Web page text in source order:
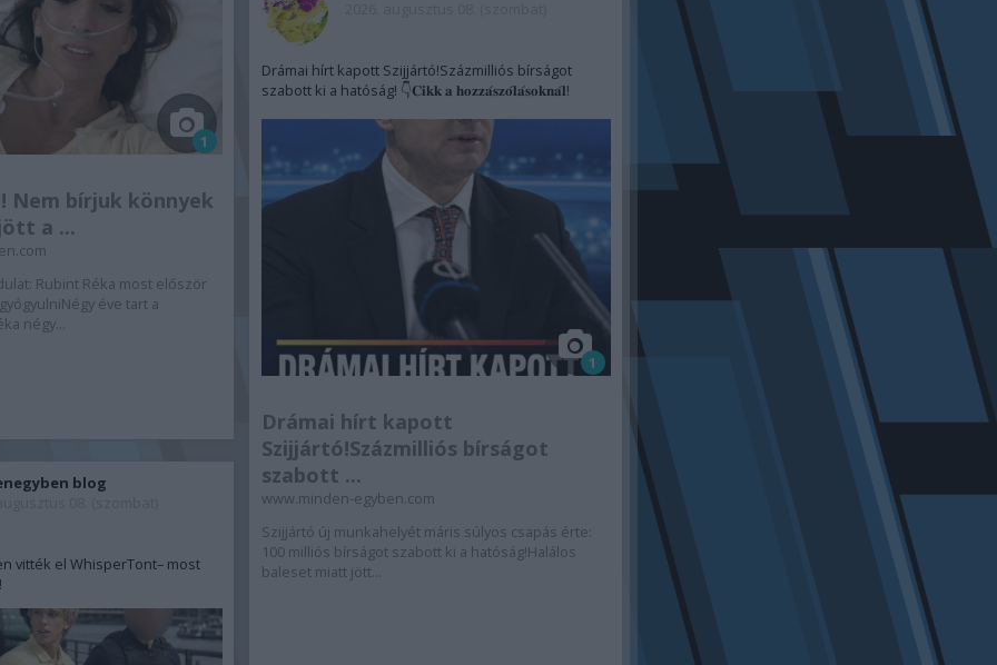
1
Nem bírjuk könnyek
a ...
Rubint Réka most először
éve tart a
négy...
Drámai hírt kapott Szijjártó!Százmilliós bírságot
szabott ki a hatóság! 👇𝐂𝐢𝐤𝐤 𝐚 𝐡𝐨𝐳𝐳𝐚́𝐬𝐳𝐨́𝐥𝐚́𝐬𝐨𝐤𝐧𝐚́𝐥!
1
Drámai hírt kapott
Szijjártó!Százmilliós bírságot
szabott ...
www.minden-egyben.com
Szijjártó új munkahelyét máris súlyos csapás érte:
100 milliós bírságot szabott ki a hatóság!Halálos
baleset miatt jött...
blog
vitték el WhisperTont– most